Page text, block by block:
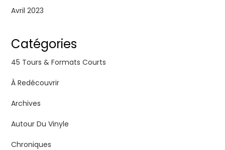
Avril 2023
Catégories
45 Tours & Formats Courts
À Redécouvrir
Archives
Autour Du Vinyle
Chroniques